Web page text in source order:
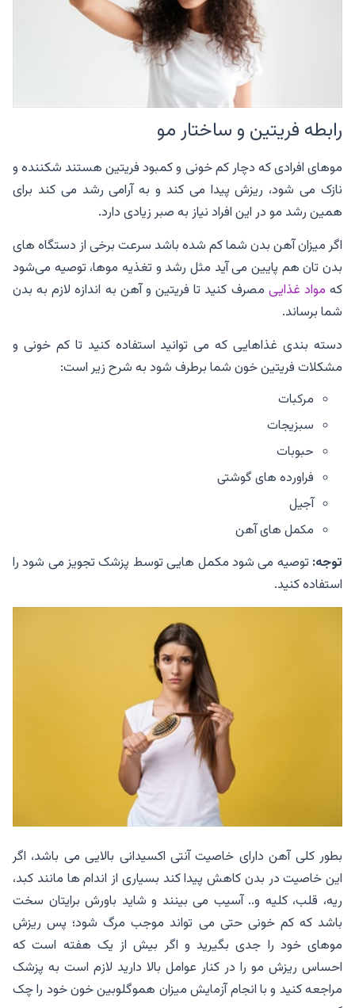
رابطه فریتین و ساختار مو
موهای افرادی که دچار کم خونی و کمبود فریتین هستند شکننده و
نازک می شود، ریزش پیدا می کند و به آرامی رشد می کند برای
همین رشد مو در این افراد نیاز به صبر زیادی دارد.
اگر میزان آهن بدن شما کم شده باشد سرعت برخی از دستگاه های
بدن تان هم پایین می آید مثل رشد و تغذیه موها، توصیه می‌شود
که مواد غذایی مصرف کنید تا فریتین و آهن به اندازه لازم به بدن
شما برساند.
دسته بندی غذاهایی که می توانید استفاده کنید تا کم خونی و
مشکلات فریتین خون شما برطرف شود به شرح زیر است:
مرکبات
سبزیجات
حبوبات
فراورده های گوشتی
آجیل
مکمل های آهن
توجه: توصیه می شود مکمل هایی توسط پزشک تجویز می شود را
استفاده کنید.
بطور کلی آهن دارای خاصیت آنتی اکسیدانی بالایی می باشد، اگر
این خاصیت در بدن کاهش پیدا کند بسیاری از اندام ها مانند کبد،
ریه، قلب، کلیه و.. آسیب می بینند و شاید باورش برایتان سخت
باشد که کم خونی حتی می تواند موجب مرگ شود؛ پس ریزش
موهای خود را جدی بگیرید و اگر بیش از یک هفته است که
احساس ریزش مو را در کنار عوامل بالا دارید لازم است به پزشک
مراجعه کنید و با انجام آزمایش میزان هموگلوبین خون خود را چک